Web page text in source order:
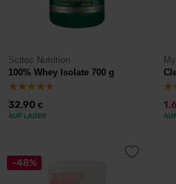
Scitec Nutrition
100% Whey Isolate 700 g
32,90 €
AUF LAGER
-48%